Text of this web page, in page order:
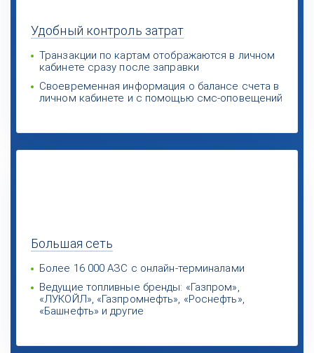
Удобный контроль затрат
Транзакции по картам отображаются в личном
кабинете сразу после заправки
Своевременная информация о балансе счета в
личном кабинете и с помощью смс-оповещений
Большая сеть
Более 16 000 АЗС с онлайн-терминалами
Ведущие топливные бренды: «Газпром»,
«ЛУКОЙЛ», «Газпромнефть», «Роснефть»,
«Башнефть» и другие